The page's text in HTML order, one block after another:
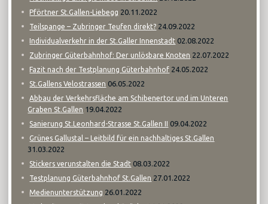
Pförtner St.Gallen-Liebegg 20.11.2022
Teilspange – Zubringer Teufen direkt? 24.09.2022
Individualverkehr in der St.Galler Innenstadt 02.08.2022
Zubringer Güterbahnhof: Der unlösbare Knoten 22.07.2022
Fazit nach der Testplanung Güterbahnhof 24.05.2022
St.Gallens Velostrassen 06.05.2022
Abbau der Verkehrsfläche am Schibenertor und im Unteren
Graben St.Gallen 19.04.2022
Sanierung St.Leonhard-Strasse St.Gallen II 09.04.2022
Grünes Gallustal – Leitbild für ein nachhaltiges St.Gallen
31.03.2022
Stickers verunstalten die Stadt 08.03.2022
Testplanung Güterbahnhof St.Gallen 27.01.2022
Medienunterstützung 26.01.2022